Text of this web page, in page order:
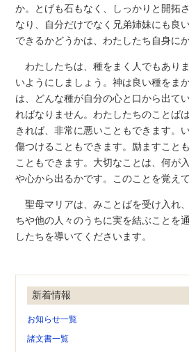
か。とげも石もなく、しっかりと開拓
なり、自分だけでなく兄弟姉妹にも良
できるかどうかは、わたしたち自身に
わたしたちは、種をまく人でもあり
いようにしましょう。神は良い種をま
は、どんな種が自分の心と口から出て
ればなりません。わたしたちのことば
きれば、非常に悪いこともできます。
傷つけることもできます。励ますこと
こともできます。大切なことは、何が
や心から出るかです。このことを覚え
聖母マリアは、みことばを受け入れ
ちや他の人々のうちに実を結ぶことを
したちを導いてくださいます。
新着情報
お知らせ一覧
諸文書一覧